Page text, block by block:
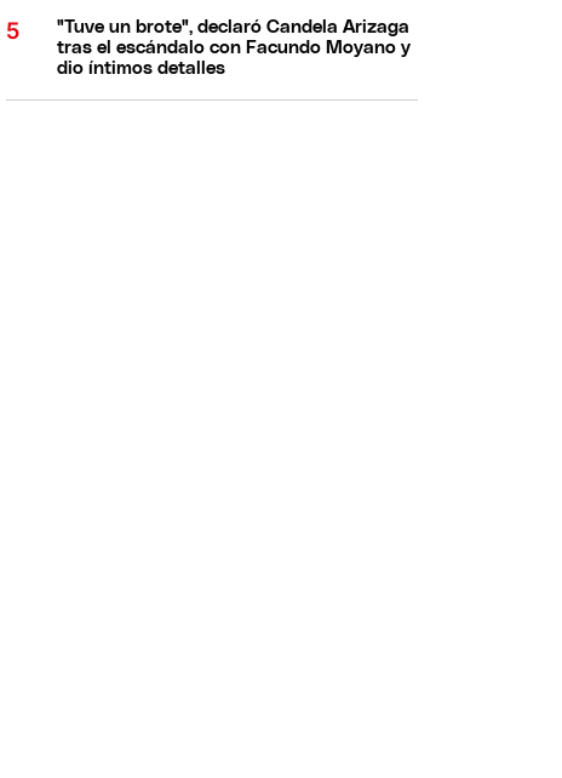
"Tuve un brote", declaró Candela Arizaga
tras el escándalo con Facundo Moyano y
dio íntimos detalles